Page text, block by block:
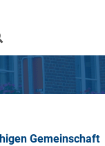
Gemeinschaft